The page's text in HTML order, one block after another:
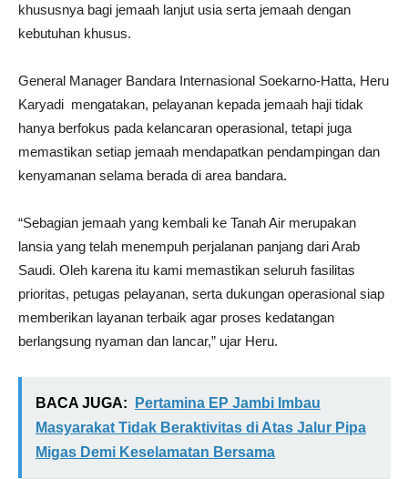
khususnya bagi jemaah lanjut usia serta jemaah dengan
kebutuhan khusus.
General Manager Bandara Internasional Soekarno-Hatta, Heru
Karyadi mengatakan, pelayanan kepada jemaah haji tidak
hanya berfokus pada kelancaran operasional, tetapi juga
memastikan setiap jemaah mendapatkan pendampingan dan
kenyamanan selama berada di area bandara.
“Sebagian jemaah yang kembali ke Tanah Air merupakan
lansia yang telah menempuh perjalanan panjang dari Arab
Saudi. Oleh karena itu kami memastikan seluruh fasilitas
prioritas, petugas pelayanan, serta dukungan operasional siap
memberikan layanan terbaik agar proses kedatangan
berlangsung nyaman dan lancar,” ujar Heru.
BACA JUGA:
Pertamina EP Jambi Imbau
Masyarakat Tidak Beraktivitas di Atas Jalur Pipa
Migas Demi Keselamatan Bersama